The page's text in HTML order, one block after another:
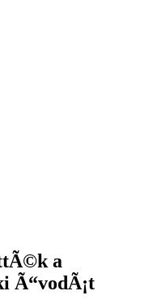
a
Ã“vodÃ¡t